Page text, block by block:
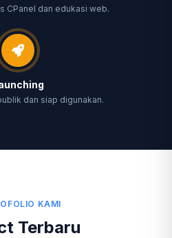
CPanel dan edukasi web.
dan siap digunakan.
KAMI
Terbaru